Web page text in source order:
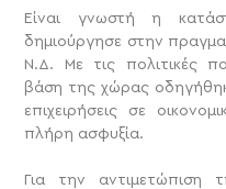
Είναι γνωστή η
δημιούργησε στην
Ν.Δ. Με τις πολιτικές
βάση της χώρας
επιχειρήσεις σε
πλήρη ασφυξία.
Για την αντιμετώπιση